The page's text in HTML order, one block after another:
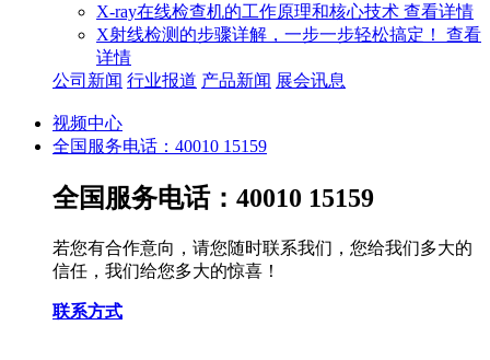
X-ray在线检查机的工作原理和核心技术 查看详情
X射线检测的步骤详解，一步一步轻松搞定！ 查看
详情
公司新闻 行业报道 产品新闻 展会讯息
视频中心
全国服务电话：40010 15159
全国服务电话：40010 15159
若您有合作意向，请您随时联系我们，您给我们多大的
信任，我们给您多大的惊喜！
联系方式